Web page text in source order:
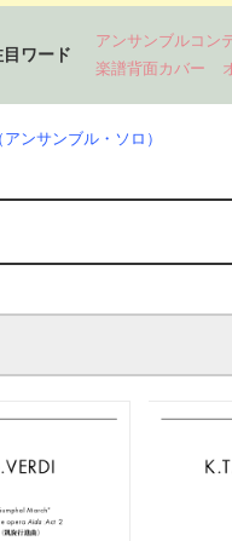
ワード
アンサンブルコン
楽譜背面カバー
ンサンブル・ソロ）